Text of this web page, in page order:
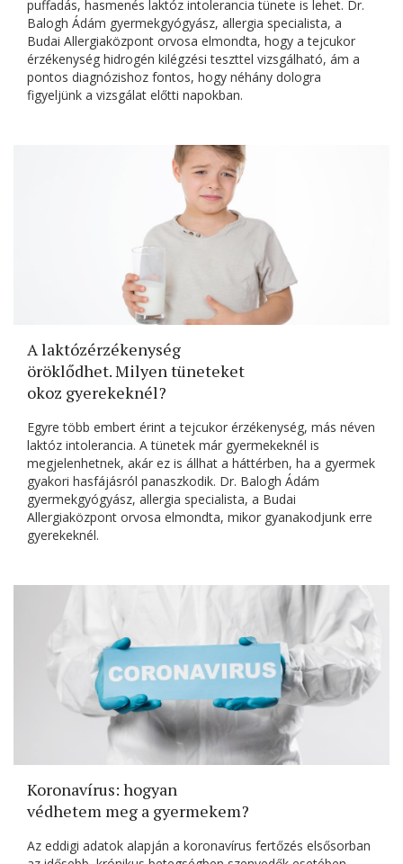
puffadás, hasmenés laktóz intolerancia tünete is lehet. Dr.
Balogh Ádám gyermekgyógyász, allergia specialista, a
Budai Allergiaközpont orvosa elmondta, hogy a tejcukor
érzékenység hidrogén kilégzési teszttel vizsgálható, ám a
pontos diagnózishoz fontos, hogy néhány dologra
figyeljünk a vizsgálat előtti napokban.
A laktózérzékenység
öröklődhet. Milyen tüneteket
okoz gyerekeknél?
Egyre több embert érint a tejcukor érzékenység, más néven
laktóz intolerancia. A tünetek már gyermekeknél is
megjelenhetnek, akár ez is állhat a háttérben, ha a gyermek
gyakori hasfájásról panaszkodik. Dr. Balogh Ádám
gyermekgyógyász, allergia specialista, a Budai
Allergiaközpont orvosa elmondta, mikor gyanakodjunk erre
gyerekeknél.
Koronavírus: hogyan
védhetem meg a gyermekem?
Az eddigi adatok alapján a koronavírus fertőzés elsősorban